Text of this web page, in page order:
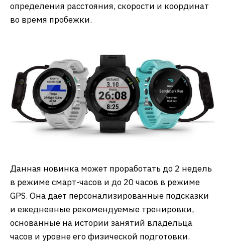
определения расстояния, скорости и координат
во время пробежки.
Данная новинка может проработать до 2 недель
в режиме смарт-часов и до 20 часов в режиме
GPS. Она дает персонализированные подсказки
и ежедневные рекомендуемые тренировки,
основанные на истории занятий владельца
часов и уровне его физической подготовки.